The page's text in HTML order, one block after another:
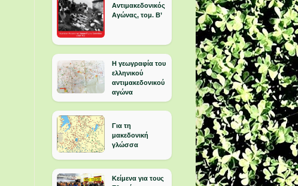
Αντιμακεδονικός
Αγώνας, τομ. Β’
Η γεωγραφία του
ελληνικού
αντιμακεδονικού
αγώνα
Για τη
μακεδονική
γλώσσα
Κείμενα για τους